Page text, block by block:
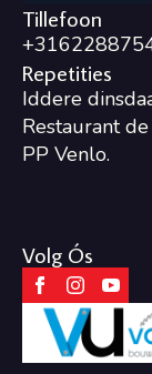
Tillefoon
Repetities
Iddere
Restaurant
PP Venlo.
Volg Ós